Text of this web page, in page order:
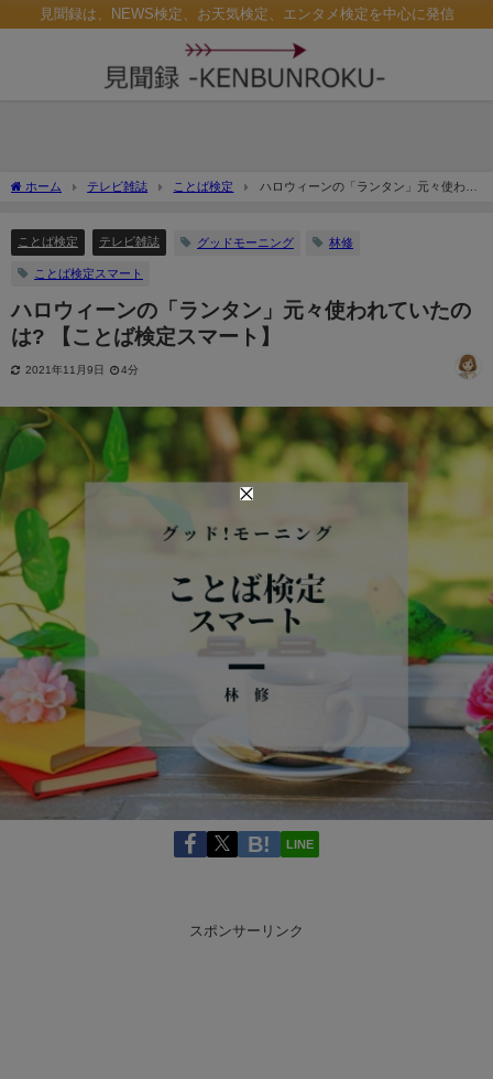
見聞録は、NEWS検定、お天気検定、エンタメ検定を中心に発信
ホーム テレビ雑誌 ことば検定
ハロウィーンの「ランタン」元々使われ
ことば検定 テレビ雑誌 グッドモーニング 林修
ことば検定スマート
ハロウィーンの「ランタン」元々使われていたの
は? 【ことば検定スマート】
2021年11月9日 4分
LINE
スポンサーリンク